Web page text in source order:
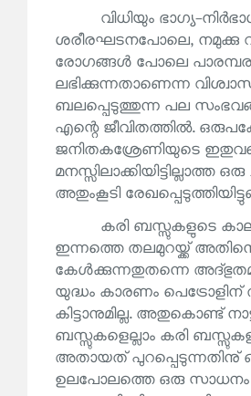
വിധിയും ഭാഗ്യ-
ശരീരഘടനപോലെ, നമുക്കു
രോഗങ്ങൾ പോലെ
ലഭിക്കുന്നതാണെന്ന
ബലപ്പെടുത്തുന്ന പല
എന്റെ ജീവിതത്തിൽ.
ജനിതകശ്രേണിയുടെ
മനസ്സിലാക്കിയിട്ടില്ലാത്ത
അതുംകൂടി
കരി ബസ്സുകളുടെ
ഇന്നത്തെ തലമുറയ്ക്ക്
കേൾക്കുന്നതുതന്നെ
യുദ്ധം കാരണം പെട്രോളിന്
കിട്ടാനുമില്ല. അതുകൊണ്ട്
ബസ്സുകളെല്ലാം കരി
അതായത് പുറപ്പെടുന്നതിനു്
ഉലപോലത്തെ ഒരു സാധനം